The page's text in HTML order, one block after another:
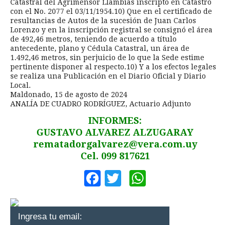
Catastral del Agrimensor Llambías inscripto en Catastro
con el No. 2077 el 03/11/1954.10) Que en el certificado de
resultancias de Autos de la sucesión de Juan Carlos
Lorenzo y en la inscripción registral se consignó el área
de 492,46 metros, teniendo de acuerdo a título
antecedente, plano y Cédula Catastral, un área de
1.492,46 metros, sin perjuicio de lo que la Sede estime
pertinente disponer al respecto.10) Y a los efectos legales
se realiza una Publicación en el Diario Oficial y Diario
Local.
Maldonado, 15 de agosto de 2024
ANALÍA DE CUADRO RODRÍGUEZ, Actuario Adjunto
INFORMES:
GUSTAVO ALVAREZ ALZUGARAY
rematadorgalvarez@vera.com.uy
Cel. 099 817621
Facebook
Twitter
Ingresa tu email: